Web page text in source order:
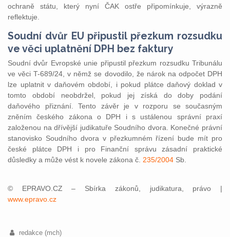
ochraně státu, který nyní ČAK ostře připomínkuje, výrazně
reflektuje.
Soudní dvůr EU připustil přezkum rozsudku
ve věci uplatnění DPH bez faktury
Soudní dvůr Evropské unie připustil přezkum rozsudku Tribunálu
ve věci T-689/24, v němž se dovodilo, že nárok na odpočet DPH
lze uplatnit v daňovém období, i pokud plátce daňový doklad v
tomto období neobdržel, pokud jej získá do doby podání
daňového přiznání. Tento závěr je v rozporu se současným
zněním českého zákona o DPH i s ustálenou správní praxí
založenou na dřívější judikatuře Soudního dvora. Konečné právní
stanovisko Soudního dvora v přezkumném řízení bude mít pro
české plátce DPH i pro Finanční správu zásadní praktické
důsledky a může vést k novele zákona č. 235/2004 Sb.
© EPRAVO.CZ – Sbírka zákonů, judikatura, právo |
www.epravo.cz
redakce (mch)